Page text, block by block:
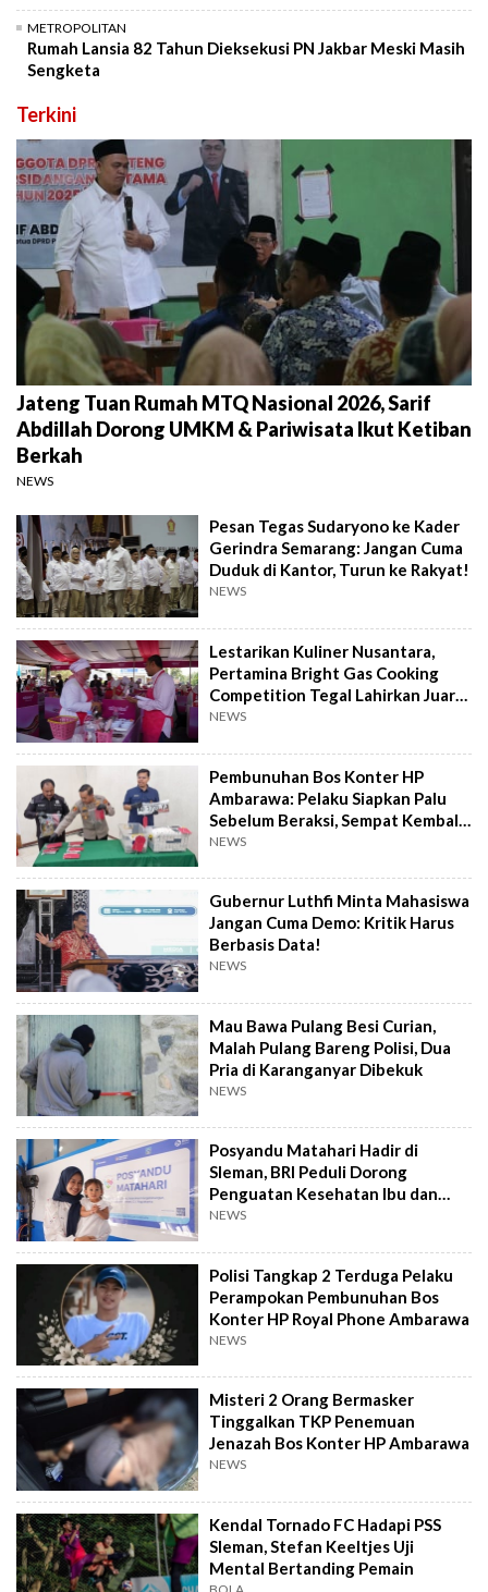
METROPOLITAN
Rumah Lansia 82 Tahun Dieksekusi PN Jakbar Meski Masih
Sengketa
Terkini
Jateng Tuan Rumah MTQ Nasional 2026, Sarif
Abdillah Dorong UMKM & Pariwisata Ikut Ketiban
Berkah
NEWS
Pesan Tegas Sudaryono ke Kader
Gerindra Semarang: Jangan Cuma
Duduk di Kantor, Turun ke Rakyat!
NEWS
Lestarikan Kuliner Nusantara,
Pertamina Bright Gas Cooking
Competition Tegal Lahirkan Juara
Baru
NEWS
Pembunuhan Bos Konter HP
Ambarawa: Pelaku Siapkan Palu
Sebelum Beraksi, Sempat Kembali
Datangi TKP
NEWS
Gubernur Luthfi Minta Mahasiswa
Jangan Cuma Demo: Kritik Harus
Berbasis Data!
NEWS
Mau Bawa Pulang Besi Curian,
Malah Pulang Bareng Polisi, Dua
Pria di Karanganyar Dibekuk
NEWS
Posyandu Matahari Hadir di
Sleman, BRI Peduli Dorong
Penguatan Kesehatan Ibu dan
Anak
NEWS
Polisi Tangkap 2 Terduga Pelaku
Perampokan Pembunuhan Bos
Konter HP Royal Phone Ambarawa
NEWS
Misteri 2 Orang Bermasker
Tinggalkan TKP Penemuan
Jenazah Bos Konter HP Ambarawa
NEWS
Kendal Tornado FC Hadapi PSS
Sleman, Stefan Keeltjes Uji
Mental Bertanding Pemain